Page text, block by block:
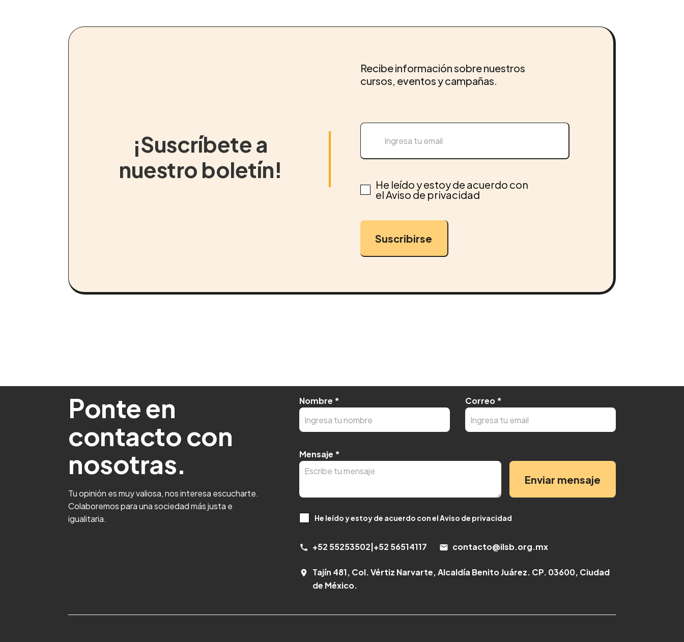
¡Suscríbete a
nuestro boletín!
Recibe información sobre nuestros
cursos, eventos y campañas.
He leído y estoy de acuerdo con
el Aviso de privacidad
Suscribirse
Ponte en
contacto con
nosotras.
Tu opinión es muy valiosa, nos interesa escucharte.
Colaboremos para una sociedad más justa e
igualitaria.
Nombre * Correo*
Mensaje *
Enviar mensaje
He leído y estoy de acuerdo con el Aviso de privacidad
call +52 55253502 +52 56514117 email contacto@ilsb.org.mx
room
Tajín 481, Col. Vértiz Narvarte, Alcaldía Benito Juárez. CP. 03600, Ciudad
de México.